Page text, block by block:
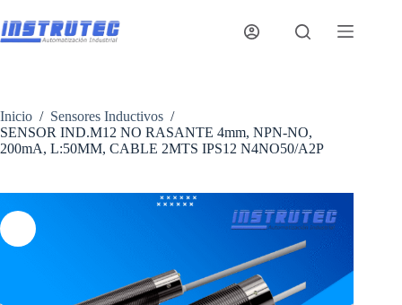
al
contenido
Inicio / Sensores Inductivos /
SENSOR IND.M12 NO RASANTE 4mm, NPN-NO,
200mA, L:50MM, CABLE 2MTS IPS12 N4NO50/A2P